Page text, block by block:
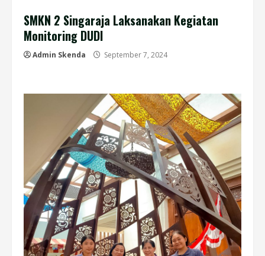
SMKN 2 Singaraja Laksanakan Kegiatan
Monitoring DUDI
Admin Skenda September 7, 2024